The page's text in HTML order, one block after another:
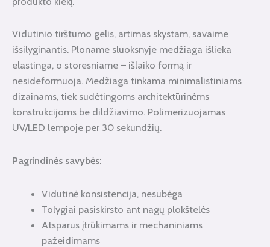
Vidutinio tirštumo gelis, artimas skystam, savaime
išsilyginantis. Ploname sluoksnyje medžiaga išlieka
elastinga, o storesniame – išlaiko formą ir
nesideformuoja. Medžiaga tinkama minimalistiniams
dizainams, tiek sudėtingoms architektūrinėms
konstrukcijoms be dildžiavimo. Polimerizuojamas
UV/LED lempoje per 30 sekundžių.
Pagrindinės savybės:
Vidutinė konsistencija, nesubėga
Tolygiai pasiskirsto ant nagų plokštelės
Atsparus įtrūkimams ir mechaniniams
pažeidimams